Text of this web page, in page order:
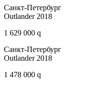
Санкт-Петербург
Outlander 2018
1 629 000 q
Санкт-Петербург
Outlander 2018
1 478 000 q